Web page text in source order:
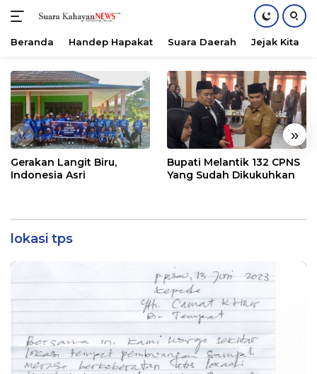
konten
Beranda Handep Hapakat Suara Daerah Jejak Kita
« »
Gerakan Langit Biru,
Indonesia Asri
Bupati Melantik 132 CPNS
Yang Sudah Dikukuhkan
lokasi tps